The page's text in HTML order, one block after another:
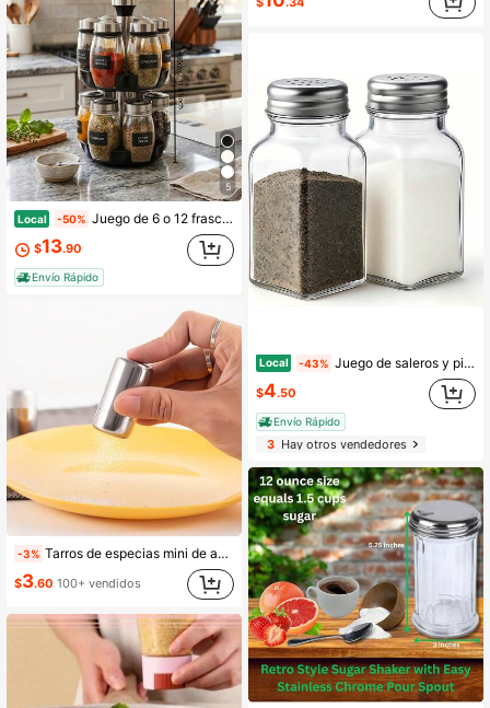
5
Local -50% Juego de 6 o 12 frascos de vidrio - Organizador giratorio para especias de cocina, carrusel para hierbas y especias de encimera - Ideal para accesorios de encimera de cocina, organización y almacenamiento de especias
$13.90
Envío Rápido
-3% Tarros de especias mini de acero inoxidable - Saleros y pimenteros portátiles para uso en exteriores, artículos esenciales de cocina compactos
$3.60 100+ vendidos
Local -43% Juego de saleros y pimenteros Gulex, salero de 2 piezas de vidrio de alta transparencia
$4.50
Envío Rápido
3Hay otros vendedores